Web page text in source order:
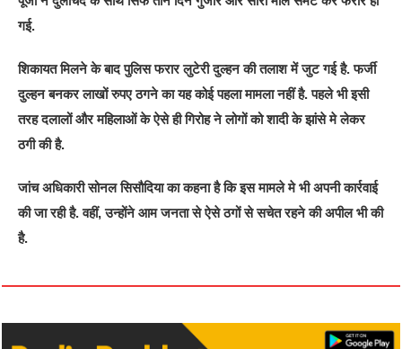
गई.
शिकायत मिलने के बाद पुलिस फरार लुटेरी दुल्‍हन की तलाश में जुट गई है. फर्जी
दुल्‍हन बनकर लाखों रुपए ठगने का यह कोई पहला मामला नहीं है. पहले भी इसी
तरह दलालों और महिलाओं के ऐसे ही गिरोह ने लोगों को शादी के झांसे मे लेकर
ठगी की है.
जांच अधिकारी सोनल सिसौदिया का कहना है कि इस मामले मे भी अपनी कार्रवाई
की जा रही है. वहीं, उन्होंने आम जनता से ऐसे ठगों से सचेत रहने की अपील भी की
है.